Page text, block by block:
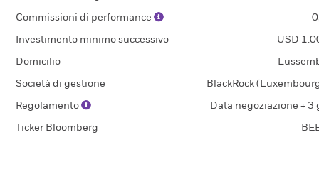
Commissioni di performance
Investimento minimo successivo USD
Domicilio
Società di gestione BlackRock
Regolamento Data negoziazione + 3
Ticker Bloomberg